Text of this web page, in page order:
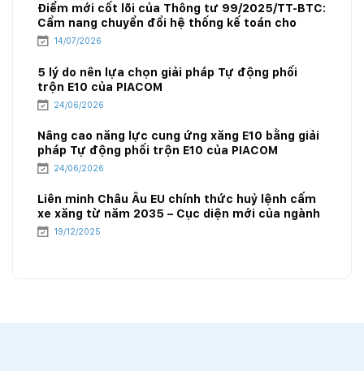
Điểm mới cốt lõi của Thông tư 99/2025/TT-BTC:
Cẩm nang chuyển đổi hệ thống kế toán cho
doanh nghiệp xăng dầu
14/07/2026
5 lý do nên lựa chọn giải pháp Tự động phối
trộn E10 của PIACOM
24/06/2026
Nâng cao năng lực cung ứng xăng E10 bằng giải
pháp Tự động phối trộn E10 của PIACOM
24/06/2026
Liên minh Châu Âu EU chính thức huỷ lệnh cấm
xe xăng từ năm 2035 – Cục diện mới của ngành
năng lượng
19/12/2025